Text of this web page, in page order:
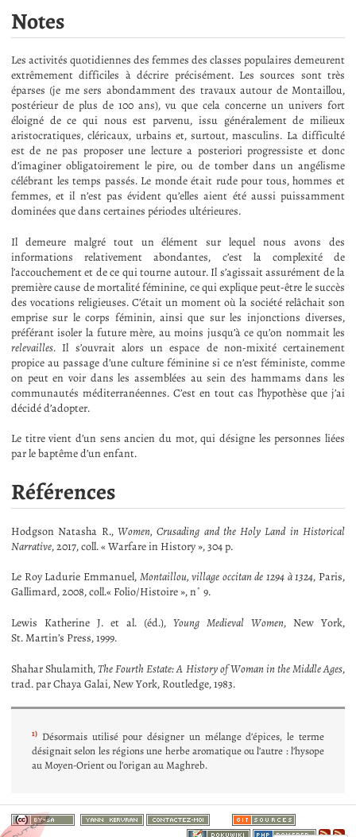
Notes
Les activités quotidiennes des femmes des classes populaires demeurent
extrêmement difficiles à décrire précisément. Les sources sont très
éparses (je me sers abondamment des travaux autour de Montaillou,
postérieur de plus de 100 ans), vu que cela concerne un univers fort
éloigné de ce qui nous est parvenu, issu généralement de milieux
aristocratiques, cléricaux, urbains et, surtout, masculins. La difficulté
est de ne pas proposer une lecture a posteriori progressiste et donc
d’imaginer obligatoirement le pire, ou de tomber dans un angélisme
célébrant les temps passés. Le monde était rude pour tous, hommes et
femmes, et il n’est pas évident qu’elles aient été aussi puissamment
dominées que dans certaines périodes ultérieures.
Il demeure malgré tout un élément sur lequel nous avons des
informations relativement abondantes, c’est la complexité de
l’accouchement et de ce qui tourne autour. Il s’agissait assurément de la
première cause de mortalité féminine, ce qui explique peut-être le succès
des vocations religieuses. C’était un moment où la société relâchait son
emprise sur le corps féminin, ainsi que sur les injonctions diverses,
préférant isoler la future mère, au moins jusqu’à ce qu’on nommait les
relevailles. Il s’ouvrait alors un espace de non-mixité certainement
propice au passage d’une culture féminine si ce n’est féministe, comme
on peut en voir dans les assemblées au sein des hammams dans les
communautés méditerranéennes. C’est en tout cas l’hypothèse que j’ai
décidé d’adopter.
Le titre vient d’un sens ancien du mot, qui désigne les personnes liées
par le baptême d’un enfant.
Références
Hodgson Natasha R., Women, Crusading and the Holy Land in Historical
Narrative, 2017, coll. « Warfare in History », 304 p.
Le Roy Ladurie Emmanuel, Montaillou, village occitan de 1294 à 1324, Paris,
Gallimard, 2008, coll.« Folio/Histoire », n˚ 9.
Lewis Katherine J. et al. (éd.), Young Medieval Women, New York,
St. Martin’s Press, 1999.
Shahar Shulamith,The Fourth Estate: A History of Woman in the Middle Ages,
trad. par Chaya Galai, New York, Routledge, 1983.
1) Désormais utilisé pour désigner un mélange d’épices, le terme
désignait selon les régions une herbe aromatique ou l’autre : l’hysope
au Moyen-Orient ou l’origan au Maghreb.